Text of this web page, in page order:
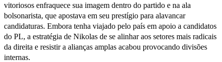
vitoriosos enfraquece sua imagem dentro do partido e na ala
bolsonarista, que apostava em seu prestígio para alavancar
candidaturas. Embora tenha viajado pelo país em apoio a candidatos
do PL, a estratégia de Nikolas de se alinhar aos setores mais radicais
da direita e resistir a alianças amplas acabou provocando divisões
internas.